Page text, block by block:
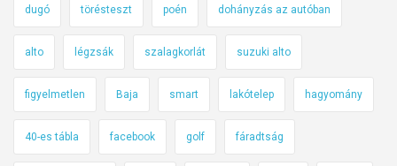
dugó törésteszt poén dohányzás az autóban
alto légzsák szalagkorlát suzuki alto
figyelmetlen Baja smart lakótelep hagyomány
40-es tábla facebook golf fáradtság